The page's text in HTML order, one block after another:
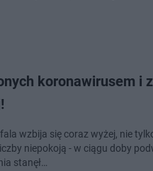
koronawirusem i
wzbija się coraz wyżej, nie
niepokoją - w ciągu doby
stanęł…